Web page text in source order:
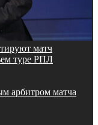
матч
туре РПЛ
арбитром матча